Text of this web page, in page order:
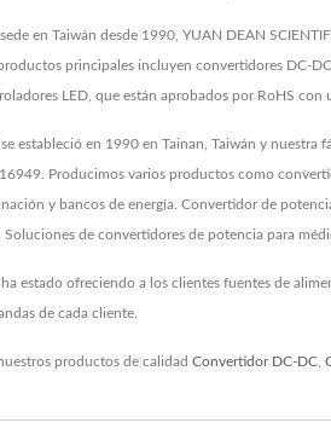
en Taiwán desde 1990, YUAN DEAN
principales incluyen convertidores DC-
LED, que están aprobados por RoHS con
se estableció en 1990 en Tainan, Taiwán y
Producimos varios productos como
y bancos de energía. Convertidor de
Soluciones de convertidores de potencia para
ha estado ofreciendo a los clientes fuentes de
de cada cliente.
productos de calidad Convertidor DC-DC